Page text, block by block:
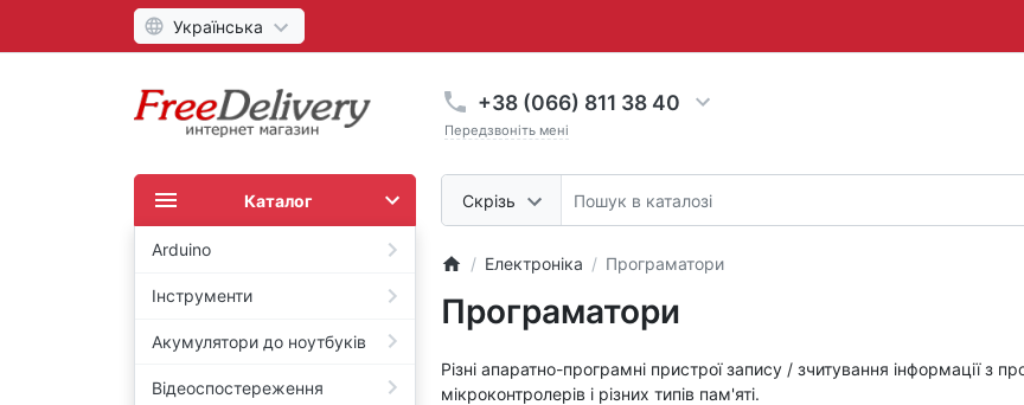
Українська
+38 (066) 811 38 40
Передзвоніть мені
Скрізь
Каталог
Arduino
Інструменти
Акумулятори до ноутбуків
Відеоспостереження
Електроніка Програматори
Програматори
Різні апаратно-програмні пристрої запису / зчитування інформації з
мікроконтролерів і різних типів пам'яті.